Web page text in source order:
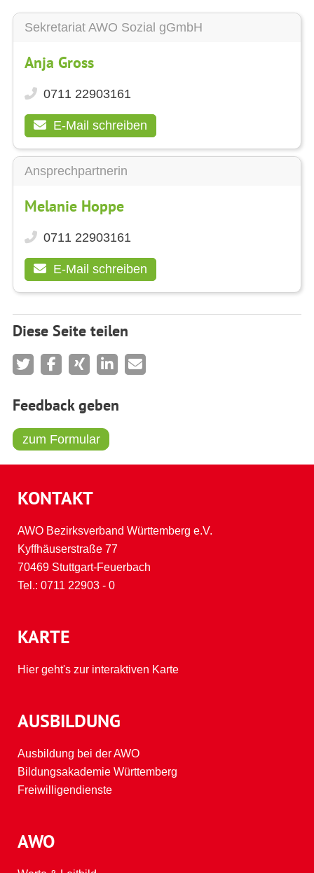
Sekretariat AWO Sozial gGmbH
Anja Gross
0711 22903161
E-Mail schreiben
Ansprechpartnerin
Melanie Hoppe
0711 22903161
E-Mail schreiben
Diese Seite teilen
Feedback geben
zum Formular
AUSBILDUNG
Ausbildung bei der AWO
Bildungsakademie Württemberg
Freiwilligendienste
AWO
KONTAKT
AWO Bezirksverband Württemberg e.V.
Kyffhäuserstraße 77
70469 Stuttgart-Feuerbach
Tel.: 0711 22903 - 0
KARTE
Hier geht's zur interaktiven Karte